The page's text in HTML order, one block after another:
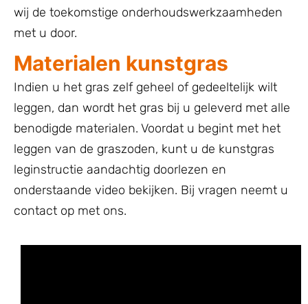
wij de toekomstige onderhoudswerkzaamheden
met u door.
Materialen kunstgras
Indien u het gras zelf geheel of gedeeltelijk wilt
leggen, dan wordt het gras bij u geleverd met alle
benodigde materialen. Voordat u begint met het
leggen van de graszoden, kunt u de kunstgras
leginstructie aandachtig doorlezen en
onderstaande video bekijken. Bij vragen neemt u
contact op met ons.